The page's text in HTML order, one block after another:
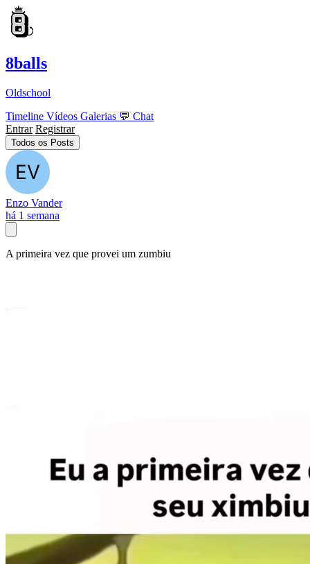
8balls
Oldschool
Timeline Vídeos Galerias 💬 Chat
Entrar Registrar
Todos os Posts
Enzo Vander
há 1 semana
A primeira vez que provei um zumbiu